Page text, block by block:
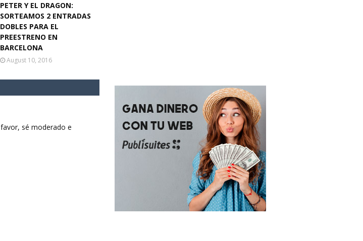
PETER Y EL DRAGON:
SORTEAMOS 2 ENTRADAS
DOBLES PARA EL
PREESTRENO EN
BARCELONA
August 10, 2016
sé moderado e